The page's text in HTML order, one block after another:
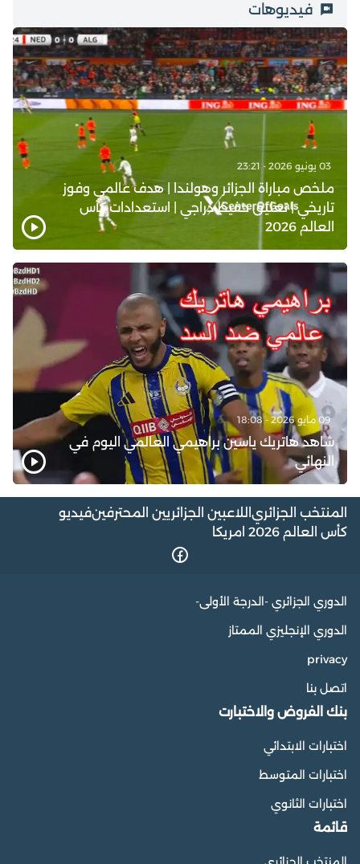
فيديوهات
03 يونيو 2026 - 23:21
ملخص مباراة الجزائر وهولندا | هدف عالمي وفوز
تاريخي | تعليق حفيظ دراجي | استعدادات كأس
العالم 2026
09 مايو 2026 - 18:08
شاهد هاتريك ياسين براهيمي العالمي اليوم في
النهائي
المنتخب الجزائري اللاعبين الجزائريين المحترفينفيديو
كأس العالم 2026 امريكا
الدوري الجزائري -الدرجة الأولى-
الدوري الإنجليزي الممتاز
privacy
اتصل بنا
بنك الفروض والاختبارت
اختبارات الابتدائي
اختبارات المتوسط
اختبارات الثانوي
قائمة